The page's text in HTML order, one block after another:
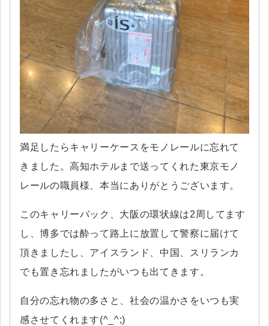
満足したらキャリーケースをモノレールに忘れて
きました。高知ホテルまで送ってくれた東京モノ
レールの職員様、本当にありがとうございます。
このキャリーバック、大阪の環状線は2周してます
し、博多では酔って路上に放置して警察に届けて
頂きましたし、アイスランド、中国、スリランカ
でも置き忘れましたがいつも出てきます。
自分の忘れ物の多さと、社会の温かさをいつも実
感させてくれます(^_^;)